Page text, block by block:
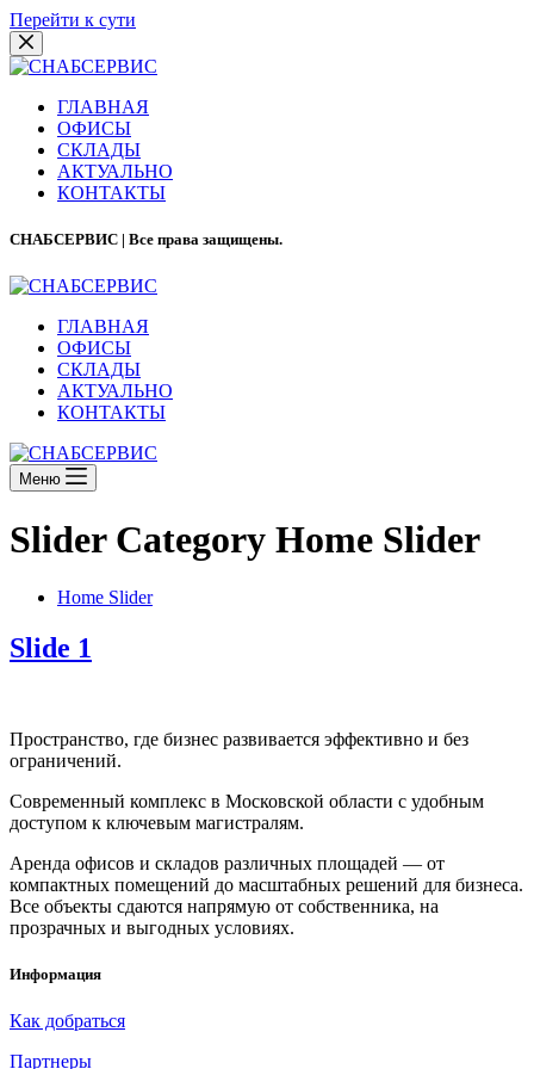
Перейти к сути
ГЛАВНАЯ
ОФИСЫ
СКЛАДЫ
АКТУАЛЬНО
КОНТАКТЫ
СНАБСЕРВИС | Все права защищены.
ГЛАВНАЯ
ОФИСЫ
СКЛАДЫ
АКТУАЛЬНО
КОНТАКТЫ
Меню
Slider Category Home Slider
Home Slider
Slide 1
Пространство, где бизнес развивается эффективно и без
ограничений.
Современный комплекс в Московской области с удобным
доступом к ключевым магистралям.
Аренда офисов и складов различных площадей — от
компактных помещений до масштабных решений для бизнеса.
Все объекты сдаются напрямую от собственника, на
прозрачных и выгодных условиях.
Информация
Как добраться
Партнеры